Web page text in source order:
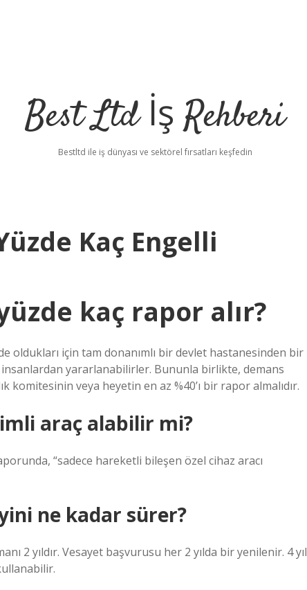
Best Ltd İş Rehberi
Bestltd ile iş dünyası ve sektörel fırsatları keşfedin
Kaç Engelli
kaç rapor alır?
oldukları için tam donanımlı bir devlet hastanesinden bir
yararlanabilirler. Bununla birlikte, demans
veya heyetin en az %40’ı bir rapor almalıdır.
araç alabilir mi?
“sadece hareketli bileşen özel cihaz aracı
ne kadar sürer?
2 yıldır. Vesayet başvurusu her 2 yılda bir yenilenir. 4 yıl